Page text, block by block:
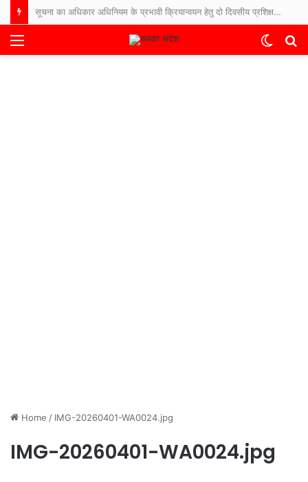
सूचना का अधिकार अधिनियम के प्रभावी क्रियान्वयन हेतु दो दिवसीय प्रशिक्षण-सह-कार्यशाला शुरू
Menu
Switch
Home / IMG-20260401-WA0024.jpg
IMG-20260401-WA0024.jpg